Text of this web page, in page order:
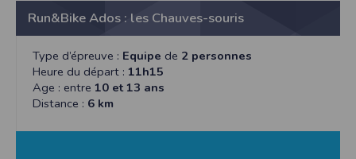
Run&Bike Ados : les Chauves-souris
Type d’épreuve : Equipe de 2 personnes
Heure du départ : 11h15
Age : entre 10 et 13 ans
Distance : 6 km